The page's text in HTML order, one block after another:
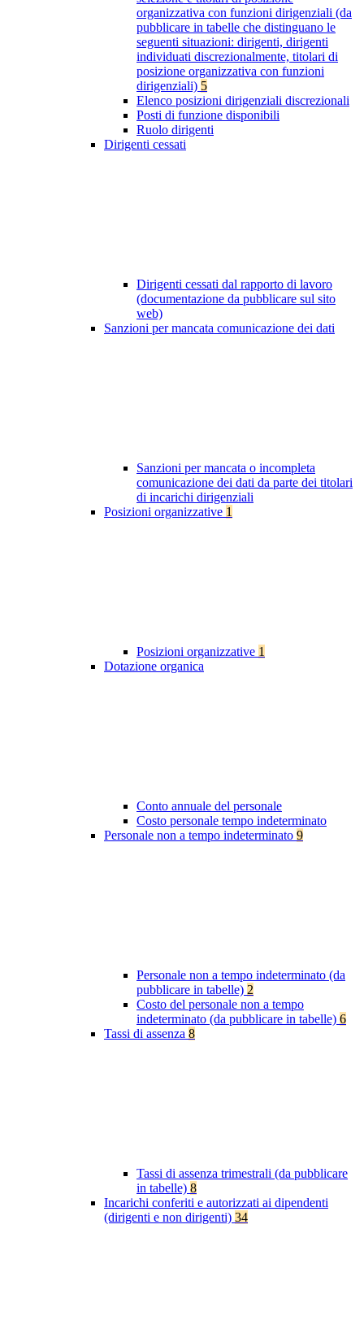
organizzativa con funzioni dirigenziali (da
pubblicare in tabelle che distinguano le
seguenti situazioni: dirigenti, dirigenti
individuati discrezionalmente, titolari di
posizione organizzativa con funzioni
dirigenziali) 5
Elenco posizioni dirigenziali discrezionali
Posti di funzione disponibili
Ruolo dirigenti
Dirigenti cessati
Dirigenti cessati dal rapporto di lavoro
(documentazione da pubblicare sul sito
web)
Sanzioni per mancata comunicazione dei dati
Sanzioni per mancata o incompleta
comunicazione dei dati da parte dei titolari
di incarichi dirigenziali
Posizioni organizzative 1
Posizioni organizzative 1
Dotazione organica
Conto annuale del personale
Costo personale tempo indeterminato
Personale non a tempo indeterminato 9
Personale non a tempo indeterminato (da
pubblicare in tabelle) 2
Costo del personale non a tempo
indeterminato (da pubblicare in tabelle) 6
Tassi di assenza 8
Tassi di assenza trimestrali (da pubblicare
in tabelle) 8
Incarichi conferiti e autorizzati ai dipendenti
(dirigenti e non dirigenti) 34